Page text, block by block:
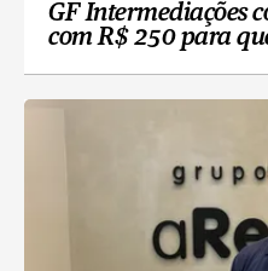
GF Intermediações
com R$ 250 para